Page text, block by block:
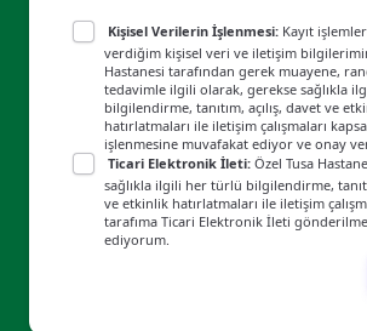
Kişisel Verilerin İşlenmesi: Kayıt
verdiğim kişisel veri ve iletişim
Hastanesi tarafından gerek muayene,
tedavimle ilgili olarak, gerekse sağlıkla
bilgilendirme, tanıtım, açılış, davet ve
hatırlatmaları ile iletişim çalışmaları
işlenmesine muvafakat ediyor ve onay
Ticari Elektronik İleti: Özel Tusa
sağlıkla ilgili her türlü bilgilendirme,
ve etkinlik hatırlatmaları ile iletişim
tarafıma Ticari Elektronik İleti
ediyorum.